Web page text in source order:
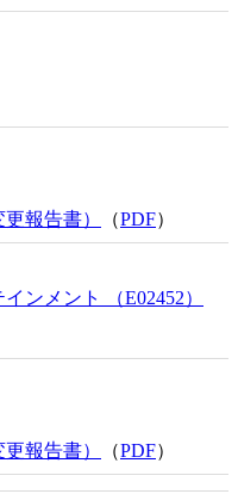
報告書）
（PDF）
ンメント （E02452）
報告書）
（PDF）